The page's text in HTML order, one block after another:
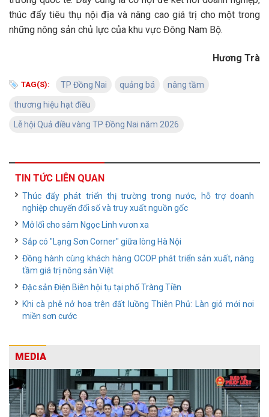
thúc đẩy tiêu thụ nội địa và nâng cao giá trị cho một trong
những nông sản chủ lực của khu vực Đông Nam Bộ.
Hương Trà
TAG(S): TP Đồng Nai quảng bá nâng tầm
thương hiệu hạt điều
Lễ hội Quả điều vàng TP Đồng Nai năm 2026
TIN TỨC LIÊN QUAN
Thúc đẩy phát triển thị trường trong nước, hỗ trợ doanh
nghiệp chuyển đổi số và truy xuất nguồn gốc
Mở lối cho sâm Ngọc Linh vươn xa
Sắp có "Lạng Sơn Corner" giữa lòng Hà Nội
Đồng hành cùng khách hàng OCOP phát triển sản xuất, nâng
tầm giá trị nông sản Việt
Đặc sản Điện Biên hội tụ tại phố Tràng Tiền
Khi cà phê nở hoa trên đất luồng Thiên Phủ: Làn gió mới nơi
miền sơn cước
MEDIA